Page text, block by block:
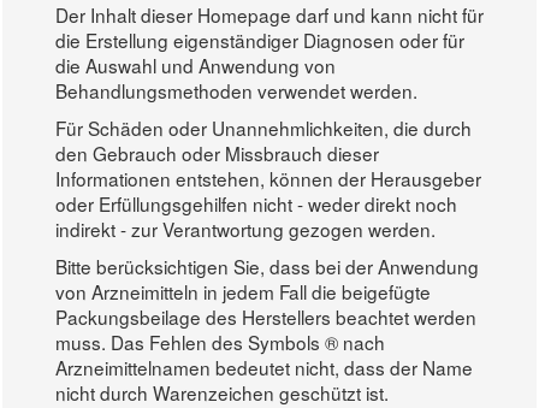
Der Inhalt dieser Homepage darf und kann nicht für
die Erstellung eigenständiger Diagnosen oder für
die Auswahl und Anwendung von
Behandlungsmethoden verwendet werden.
Für Schäden oder Unannehmlichkeiten, die durch
den Gebrauch oder Missbrauch dieser
Informationen entstehen, können der Herausgeber
oder Erfüllungsgehilfen nicht - weder direkt noch
indirekt - zur Verantwortung gezogen werden.
Bitte berücksichtigen Sie, dass bei der Anwendung
von Arzneimitteln in jedem Fall die beigefügte
Packungsbeilage des Herstellers beachtet werden
muss. Das Fehlen des Symbols ® nach
Arzneimittelnamen bedeutet nicht, dass der Name
nicht durch Warenzeichen geschützt ist.